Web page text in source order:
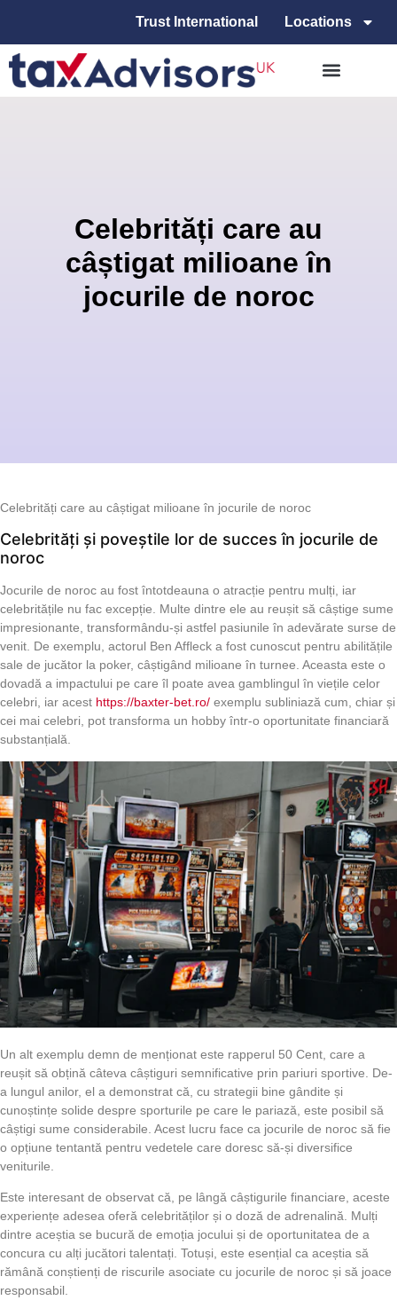
Trust International Locations
Celebrități care au
câștigat milioane în
jocurile de noroc
Celebrități care au câștigat milioane în jocurile de noroc
Celebrități și poveștile lor de succes în jocurile de
noroc
Jocurile de noroc au fost întotdeauna o atracție pentru mulți, iar
celebritățile nu fac excepție. Multe dintre ele au reușit să câștige sume
impresionante, transformându-și astfel pasiunile în adevărate surse de
venit. De exemplu, actorul Ben Affleck a fost cunoscut pentru abilitățile
sale de jucător la poker, câștigând milioane în turnee. Aceasta este o
dovadă a impactului pe care îl poate avea gamblingul în viețile celor
celebri, iar acest https://baxter-bet.ro/ exemplu subliniază cum, chiar și
cei mai celebri, pot transforma un hobby într-o oportunitate financiară
substanțială.
Un alt exemplu demn de menționat este rapperul 50 Cent, care a
reușit să obțină câteva câștiguri semnificative prin pariuri sportive. De-
a lungul anilor, el a demonstrat că, cu strategii bine gândite și
cunoștințe solide despre sporturile pe care le pariază, este posibil să
câștigi sume considerabile. Acest lucru face ca jocurile de noroc să fie
o opțiune tentantă pentru vedetele care doresc să-și diversifice
veniturile.
Este interesant de observat că, pe lângă câștigurile financiare, aceste
experiențe adesea oferă celebrităților și o doză de adrenalină. Mulți
dintre aceștia se bucură de emoția jocului și de oportunitatea de a
concura cu alți jucători talentați. Totuși, este esențial ca aceștia să
rămână conștienți de riscurile asociate cu jocurile de noroc și să joace
responsabil.